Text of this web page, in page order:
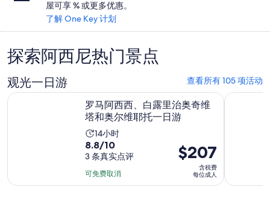
屋可享 % 或更多优惠。
了解 One Key 计划
探索阿西尼热门景点
观光一日游 查看所有 105 项活动
罗马阿西西、白露里治奥奇维
塔和奥尔维耶托一日游
活
动
时
长
为
14小时
8.8
分，
满
分
8.8/10
3 条真实点评
可免费取消
价
格
$207
$207
含税费
每位成人
罗马阿西西、白露里治奥奇维塔和奥尔维耶托一日游在新标签
阿西西、